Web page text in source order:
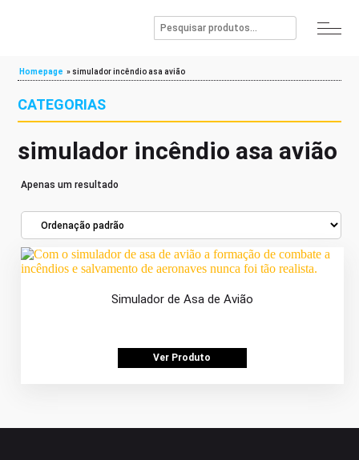
Homepage »simulador incêndio asa avião
CATEGORIAS
simulador incêndio asa avião
Apenas um resultado
Simulador de Asa de Avião
Ver Produto